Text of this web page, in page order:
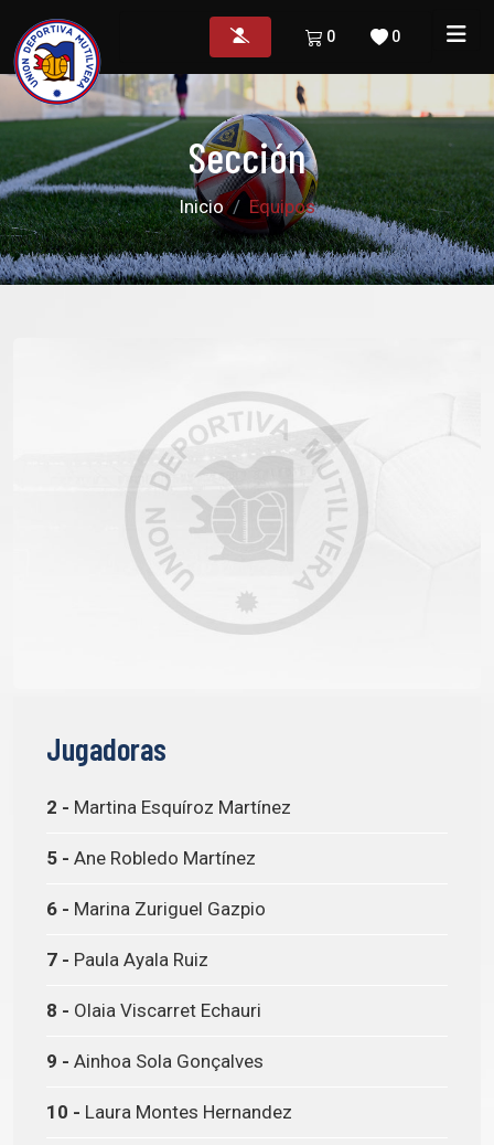
0
0
Sección
Inicio Equipos
Jugadoras
2 - Martina Esquíroz Martínez
5 - Ane Robledo Martínez
6 - Marina Zuriguel Gazpio
7 - Paula Ayala Ruiz
8 - Olaia Viscarret Echauri
9 - Ainhoa Sola Gonçalves
10 - Laura Montes Hernandez